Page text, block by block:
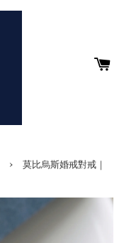
›
莫比烏斯婚戒對戒｜